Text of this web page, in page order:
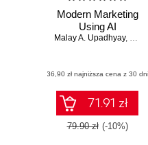
Modern Marketing
Using AI
Malay A. Upadhyay,
(36,90 zł najniższa cena z 30
71.91 zł
79.90 zł (-10%)